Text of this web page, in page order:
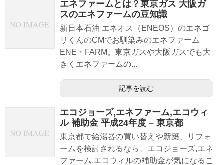
エネファームとは？東京ガス 大阪ガ
スのエネファームの豆知識
新日本石油 エネオス（ENEOS）のエネゴ
リくんのCMでお馴染みのエネファーム
ENE・FARM。東京ガスや大阪ガスでも大
きくエネファームの...
記事を読む
エコジョーズ,エネファーム,エコウィ
ル 補助金 平成24年度 – 東京都
東京都で給湯器の買い替えや新築、リフォ
ームを検討されるなら、エコジョーズ,エネ
ファーム,エコウィルの補助金が気になるこ